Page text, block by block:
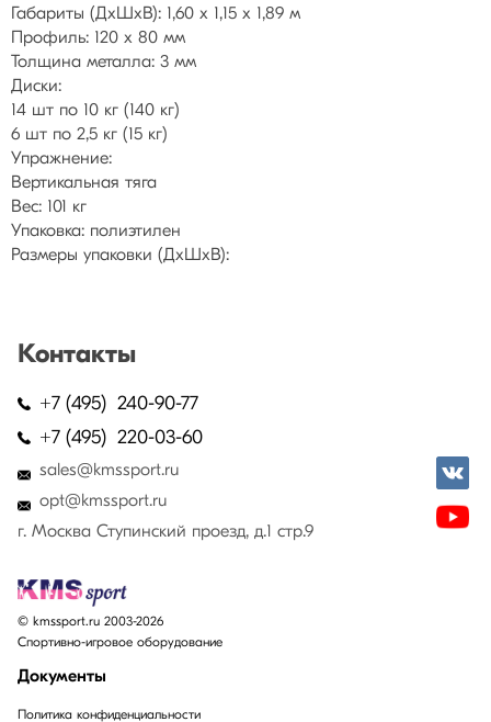
Габариты (ДхШхВ): 1,60 х 1,15 х 1,89 м
Профиль: 120 х 80 мм
Толщина металла: 3 мм
Диски:
14 шт по 10 кг (140 кг)
6 шт по 2,5 кг (15 кг)
Упражнение:
Вертикальная тяга
Вес: 101 кг
Упаковка: полиэтилен
Размеры упаковки (ДхШхВ):
Контакты
+7 (495) 240-90-77
+7 (495) 220-03-60
sales@kmssport.ru
opt@kmssport.ru
г. Москва Ступинский проезд, д.1 стр.9
© kmssport.ru 2003-2026
Спортивно-игровое оборудование
Документы
Политика конфиденциальности